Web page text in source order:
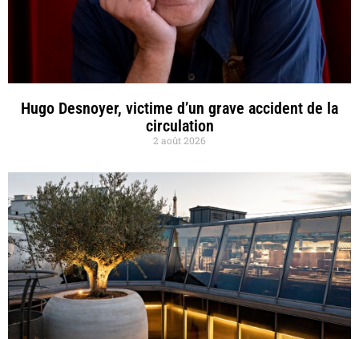
Hugo Desnoyer, victime d’un grave accident de la
circulation
2 août 2026